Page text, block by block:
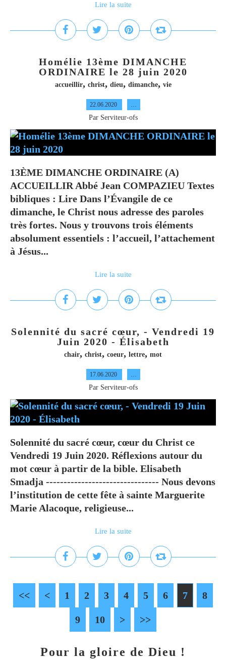
Lire la suite
Homélie 13ème DIMANCHE
ORDINAIRE le 28 juin 2020
accueillir, christ, dieu, dimanche, vie
22.06.2020 …
Par Serviteur-ofs
13ÈME DIMANCHE ORDINAIRE (A)
ACCUEILLIR Abbé Jean COMPAZIEU Textes
bibliques : Lire Dans l’Évangile de ce
dimanche, le Christ nous adresse des paroles
très fortes. Nous y trouvons trois éléments
absolument essentiels : l’accueil, l’attachement
à Jésus...
Lire la suite
Solennité du sacré cœur, - Vendredi 19
Juin 2020 - Élisabeth
chair, christ, coeur, lettre, mot
17.06.2020 …
Par Serviteur-ofs
Solennité du sacré cœur, cœur du Christ ce
Vendredi 19 Juin 2020. Réflexions autour du
mot cœur à partir de la bible. Elisabeth
Smadja -------------------------------- Nous devons
l’institution de cette fête à sainte Marguerite
Marie Alacoque, religieuse...
Lire la suite
<< < 1 2 3 4 5 6 7 8
9 10 > >>
Pour la gloire de Dieu !